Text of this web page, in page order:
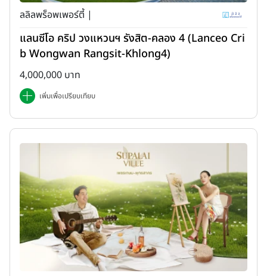
ลลิลพร็อพเพอร์ตี้ |
แลนซีโอ คริป วงแหวนฯ รังสิต-คลอง 4 (Lanceo Cri
b Wongwan Rangsit-Khlong4)
4,000,000 บาท
เพิ่มเพื่อเปรียบเทียบ